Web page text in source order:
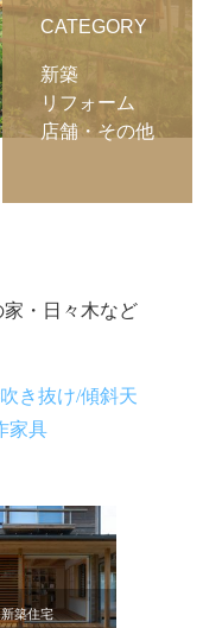
CATEGORY
新築
リフォーム
店舗・その他
・日々木など
き抜け/傾斜天
家具
新築住宅